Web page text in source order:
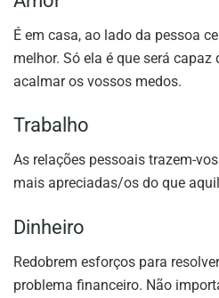
É em casa, ao lado da pessoa
melhor. Só ela é que será
acalmar os vossos medos.
Trabalho
As relações pessoais trazem-
mais apreciadas/os do que
Dinheiro
Redobrem esforços para
problema financeiro. Não